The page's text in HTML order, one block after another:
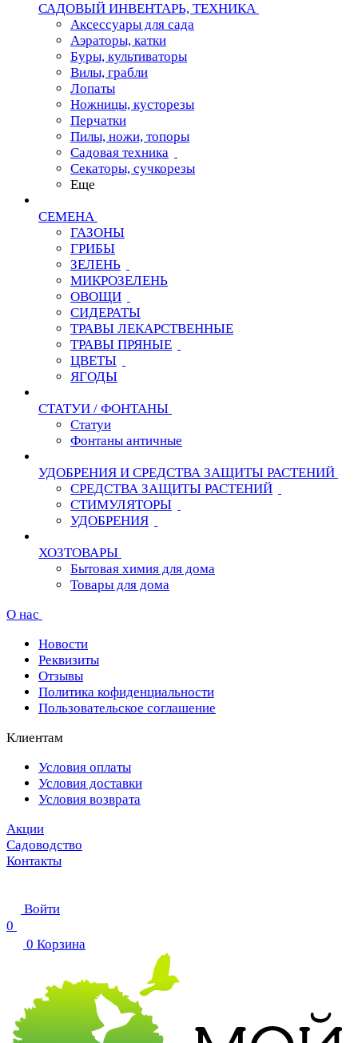
САДОВЫЙ ИНВЕНТАРЬ, ТЕХНИКА
Аксессуары для сада
Аэраторы, катки
Буры, культиваторы
Вилы, грабли
Лопаты
Ножницы, кусторезы
Перчатки
Пилы, ножи, топоры
Садовая техника
Секаторы, сучкорезы
Еще
СЕМЕНА
ГАЗОНЫ
ГРИБЫ
ЗЕЛЕНЬ
МИКРОЗЕЛЕНЬ
ОВОЩИ
СИДЕРАТЫ
ТРАВЫ ЛЕКАРСТВЕННЫЕ
ТРАВЫ ПРЯНЫЕ
ЦВЕТЫ
ЯГОДЫ
СТАТУИ / ФОНТАНЫ
Статуи
Фонтаны античные
УДОБРЕНИЯ И СРЕДСТВА ЗАЩИТЫ РАСТЕНИЙ
СРЕДСТВА ЗАЩИТЫ РАСТЕНИЙ
СТИМУЛЯТОРЫ
УДОБРЕНИЯ
ХОЗТОВАРЫ
Бытовая химия для дома
Товары для дома
О нас
Новости
Реквизиты
Отзывы
Политика кофиденциальности
Пользовательское соглашение
Клиентам
Условия оплаты
Условия доставки
Условия возврата
Акции
Садоводство
Контакты
Войти
0
0 Корзина